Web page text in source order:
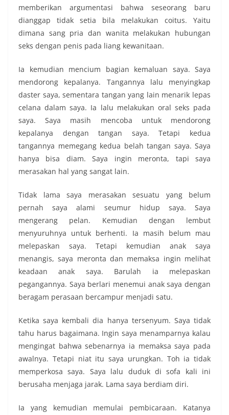
memberikan argumentasi bahwa seseorang baru
dianggap tidak setia bila melakukan coitus. Yaitu
dimana sang pria dan wanita melakukan hubungan
seks dengan penis pada liang kewanitaan.
Ia kemudian mencium bagian kemaluan saya. Saya
mendorong kepalanya. Tangannya lalu menyingkap
daster saya, sementara tangan yang lain menarik lepas
celana dalam saya. Ia lalu melakukan oral seks pada
saya. Saya masih mencoba untuk mendorong
kepalanya dengan tangan saya. Tetapi kedua
tangannya memegang kedua belah tangan saya. Saya
hanya bisa diam. Saya ingin meronta, tapi saya
merasakan hal yang sangat lain.
Tidak lama saya merasakan sesuatu yang belum
pernah saya alami seumur hidup saya. Saya
mengerang pelan. Kemudian dengan lembut
menyuruhnya untuk berhenti. Ia masih belum mau
melepaskan saya. Tetapi kemudian anak saya
menangis, saya meronta dan memaksa ingin melihat
keadaan anak saya. Barulah ia melepaskan
pegangannya. Saya berlari menemui anak saya dengan
beragam perasaan bercampur menjadi satu.
Ketika saya kembali dia hanya tersenyum. Saya tidak
tahu harus bagaimana. Ingin saya menamparnya kalau
mengingat bahwa sebenarnya ia memaksa saya pada
awalnya. Tetapi niat itu saya urungkan. Toh ia tidak
memperkosa saya. Saya lalu duduk di sofa kali ini
berusaha menjaga jarak. Lama saya berdiam diri.
Ia yang kemudian memulai pembicaraan. Katanya